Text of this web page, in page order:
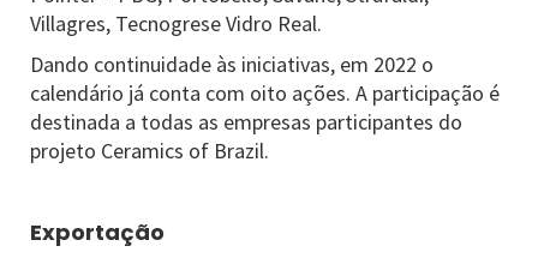
Villagres, Tecnogrese Vidro Real.
Dando continuidade às iniciativas, em 2022 o
calendário já conta com oito ações. A participação é
destinada a todas as empresas participantes do
projeto Ceramics of Brazil.
Exportação